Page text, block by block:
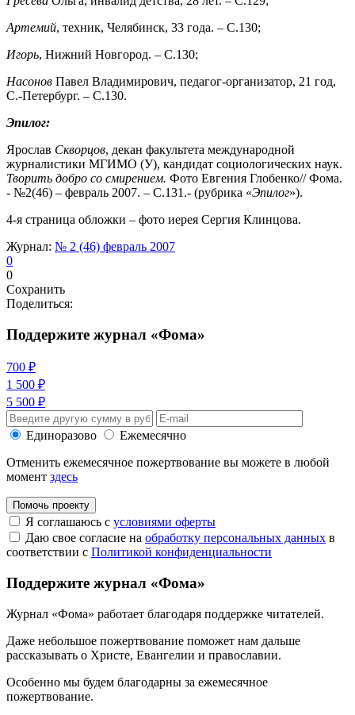
Артемий, техник, Челябинск, 33 года. – С.130;
Игорь, Нижний Новгород. – С.130;
Насонов Павел Владимирович, педагог-организатор, 21 год,
С.-Петербург. – С.130.
Эпилог:
Ярослав Скворцов, декан факультета международной
журналистики МГИМО (У), кандидат социологических наук.
Творить добро со смирением. Фото Евгения Глобенко// Фома.
- №2(46) – февраль 2007. – С.131.- (рубрика «Эпилог»).
4-я страница обложки – фото иерея Сергия Клинцова.
Журнал: № 2 (46) февраль 2007
0
0
Сохранить
Поделиться:
Поддержите журнал «Фома»
700 ₽
1 500 ₽
5 500 ₽
Единоразово
Ежемесячно
Отменить ежемесячное пожертвование вы можете в любой
момент здесь
Помочь проекту
Я соглашаюсь с условиями оферты
Даю свое согласие на обработку персональных данных в
соответствии с Политикой конфиденциальности
Поддержите журнал «Фома»
Журнал «Фома» работает благодаря поддержке читателей.
Даже небольшое пожертвование поможет нам дальше
рассказывать о Христе, Евангелии и православии.
Особенно мы будем благодарны за ежемесячное
пожертвование.